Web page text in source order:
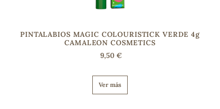
PINTALABIOS MAGIC COLOURISTICK VERDE 4g
CAMALEON COSMETICS
9,50 €
Ver más